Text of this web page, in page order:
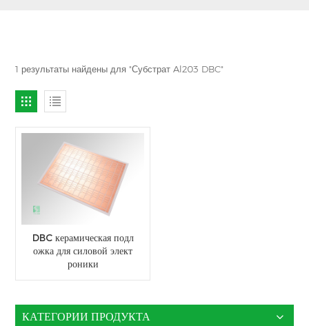
1 результаты найдены для "Субстрат Al203 DBC"
DBC керамическая подл
ожка для силовой элект
роники
КАТЕГОРИИ ПРОДУКТА